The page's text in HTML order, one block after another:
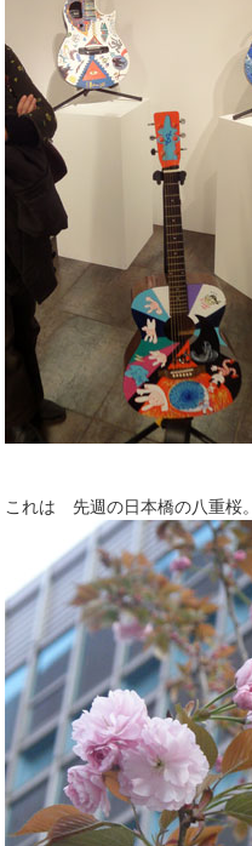
これは 先週の日本橋の八重桜。